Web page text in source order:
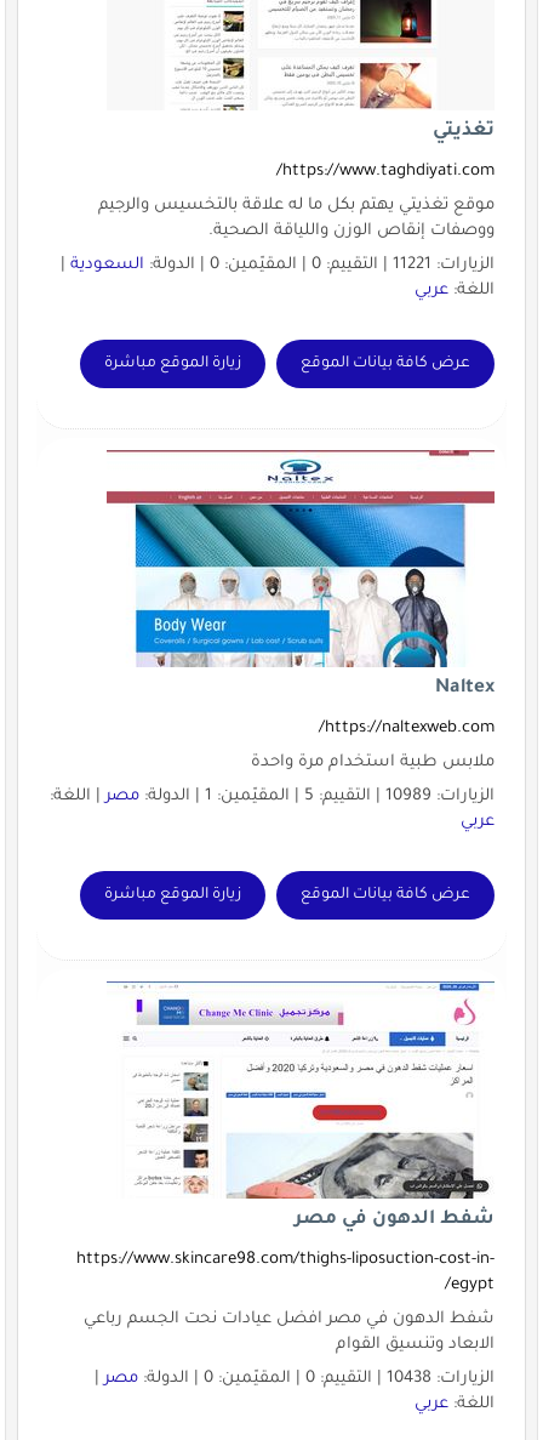
تغذيتي
https://www.taghdiyati.com/
موقع تغذيتي يهتم بكل ما له علاقة بالتخسيس والرجيم
ووصفات إنقاص الوزن واللياقة الصحية.
الزيارات: 11221 | التقييم: 0 | المقيّمين: 0 | الدولة:
السعودية|
اللغة: عربي
عرض كافة بيانات الموقع زيارة الموقع مباشرة
Naltex
https://naltexweb.com/
ملابس طبية استخدام مرة واحدة
الزيارات: 10989 | التقييم: 5 | المقيّمين: 1 | الدولة:
مصر| اللغة:
عربي
عرض كافة بيانات الموقع زيارة الموقع مباشرة
شفط الدهون في مصر
https://www.skincare98.com/thighs-liposuction-cost-in-
egypt/
شفط الدهون في مصر افضل عيادات نحت الجسم رباعي
الابعاد وتنسيق القوام
الزيارات: 10438 | التقييم: 0 | المقيّمين: 0 | الدولة:
مصر|
اللغة: عربي